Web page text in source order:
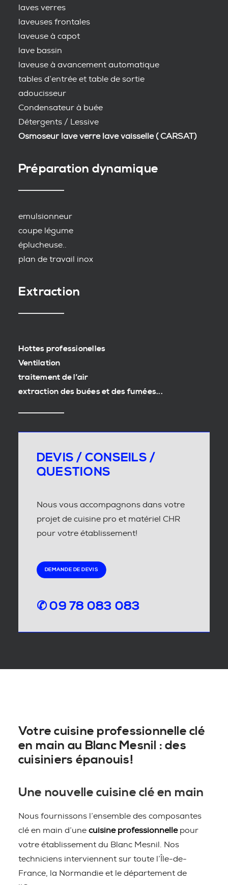
laves verres
laveuses frontales
laveuse à capot
lave bassin
laveuse à avancement automatique
tables d’entrée et table de sortie
adoucisseur
Condensateur à buée
Détergents / Lessive
Osmoseur lave verre lave vaisselle ( CARSAT)
Préparation dynamique
emulsionneur
coupe légume
éplucheuse..
plan de travail inox
Extraction
Hottes professionelles
Ventilation
traitement de l’air
extraction des buées et des fumées...
DEVIS / CONSEILS /
QUESTIONS
Nous vous accompagnons dans votre
projet de cuisine pro et matériel CHR
pour votre établissement!
DEMANDE DE DEVIS
✆ 09 78 083 083
Votre cuisine professionnelle clé
en main au Blanc Mesnil : des
cuisiniers épanouis!
Une nouvelle cuisine clé en main
Nous fournissons l’ensemble des composantes
clé en main d’une cuisine professionnellepour
votre établissement du Blanc Mesnil. Nos
techniciens interviennent sur toute l’Île-de-
France, la Normandie et le département de